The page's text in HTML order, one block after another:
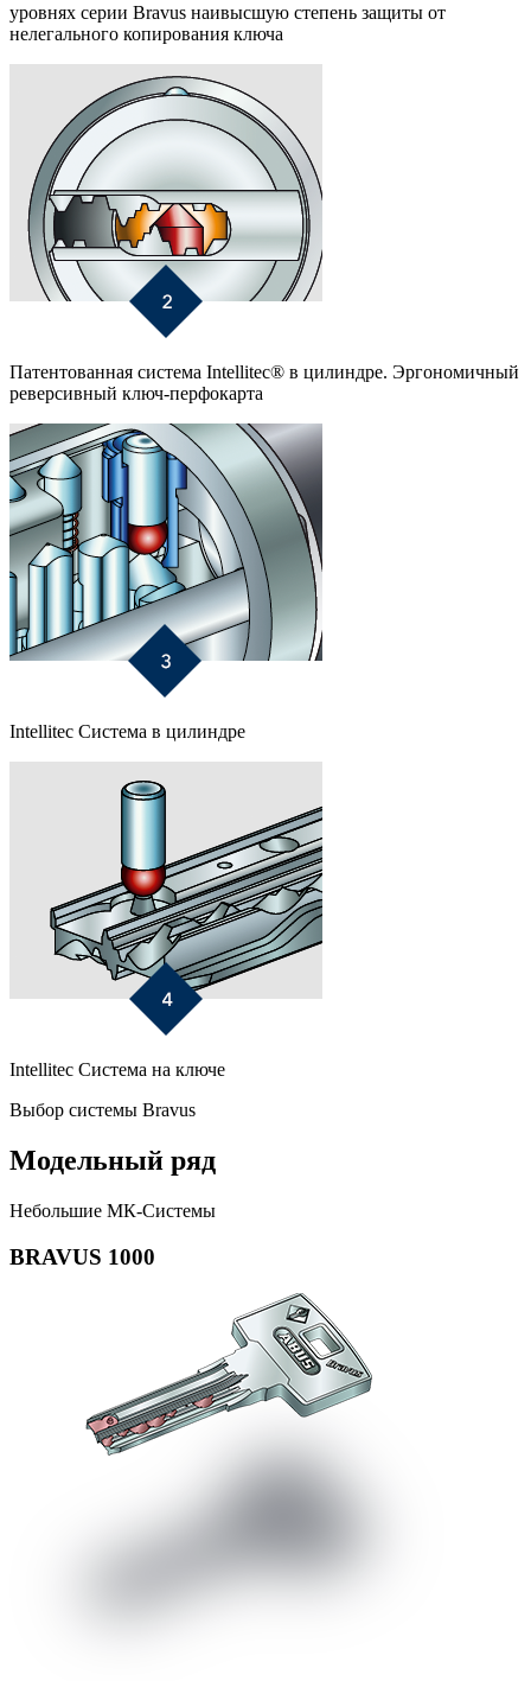
уровнях серии Bravus наивысшую степень защиты от
нелегального копирования ключа
Патентованная система Intellitec® в цилиндре. Эргономичный
реверсивный ключ-перфокарта
Intellitec Система в цилиндре
Intellitec Система на ключе
Выбор системы Bravus
Модельный ряд
Небольшие МК-Системы
BRAVUS 1000